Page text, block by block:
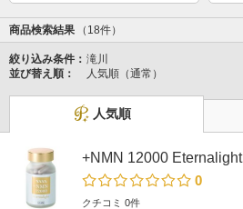
商品検索結果 （18件）
絞り込み条件： 滝川
並び替え順：
人気順（通常）
人気順
+NMN 12000 Eternalight
0
クチコミ 0件